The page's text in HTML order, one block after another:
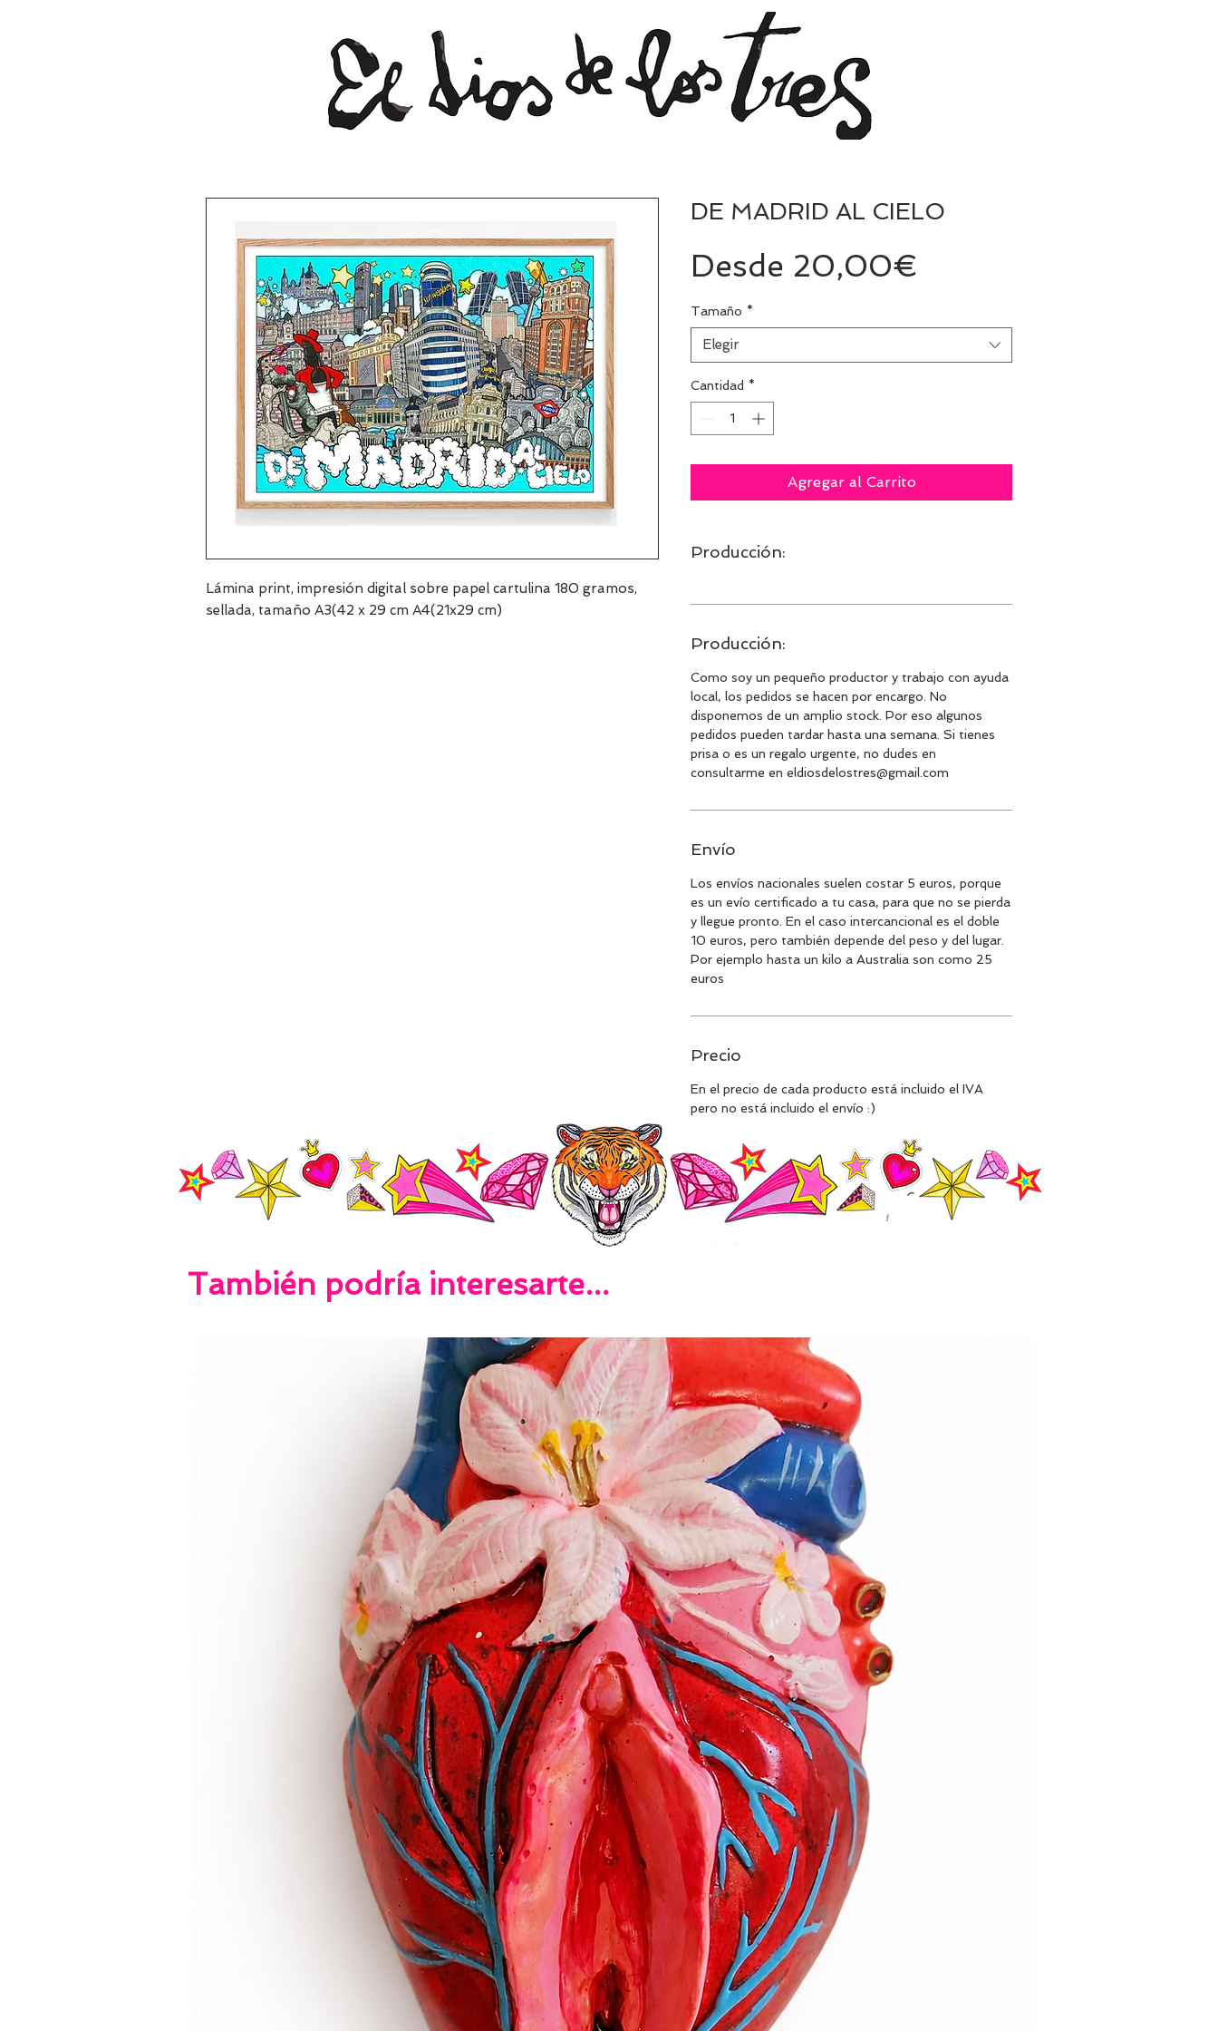
Lámina print, impresión digital sobre papel cartulina 180 gramos,
sellada, tamaño A3(42 x 29 cm A4(21x29 cm)
DE MADRID AL CIELO
Desde 20,00€
oferta
Tamaño *
Elegir
Cantidad *
Agregar al Carrito
Producción:
Producción:
Como soy un pequeño productor y trabajo con ayuda
local, los pedidos se hacen por encargo. No
disponemos de un amplio stock. Por eso algunos
pedidos pueden tardar hasta una semana. Si tienes
prisa o es un regalo urgente, no dudes en
consultarme en eldiosdelostres@gmail.com
Envío
Los envíos nacionales suelen costar 5 euros, porque
es un evío certificado a tu casa, para que no se pierda
y llegue pronto. En el caso intercancional es el doble
10 euros, pero también depende del peso y del lugar.
Por ejemplo hasta un kilo a Australia son como 25
euros
Precio
En el precio de cada producto está incluido el IVA
pero no está incluido el envío :)
También podría interesarte...